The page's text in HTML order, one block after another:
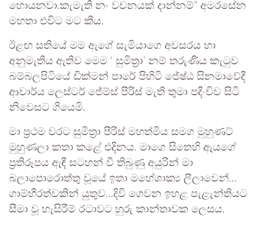
හොයනවා.කැමැති නං වචනයක් දාන්නම්” අමරසේන
මහතා එවිට මට කීය.
ඊළඟ සතියේ මම ඇගේ සැමියාගෙ අවසරය හා
අනුමැතිය ඇතිව මෙම ‘ සුමිත්‍රා’ නම් තරුණිය කැටුව
බම්බලපිටියේ ඩික්මන් පාරේ පිහිටි ජේෂ්ඨ සිනමාවේදී
ආචාර්ය ලෙස්ටර් ජේම්ස් පීරිස් මැති තුමා පදිංචිව සිටි
නිවෙසට ගියෙමි.
මා ප්‍රථම වරට සුමිත්‍රා පීරිස් මහත්මිය සමග මුහුණට්
මුහුණලා කතා කළේ එදිනය. මාගෙ සිතෙහි ඇයගේ
ප්‍රතිරූපය ඇඳී සටහන් වී තිබුණු අයුරින් මා
බලාපොරොත්තු වූයේ ඉතා මහේශාක්‍ය ලීලාවෙන්…
ගාම්භීරත්වකින් යුතුව…දිවි ගෙවන ඉහළ පැළැන්තියට
සීමා වූ හැසිරීම් රටාවට හුරු කාන්තාවක ලෙසය.